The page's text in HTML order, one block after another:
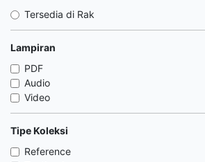
Tersedia di Rak
Lampiran
PDF
Audio
Video
Tipe Koleksi
Reference